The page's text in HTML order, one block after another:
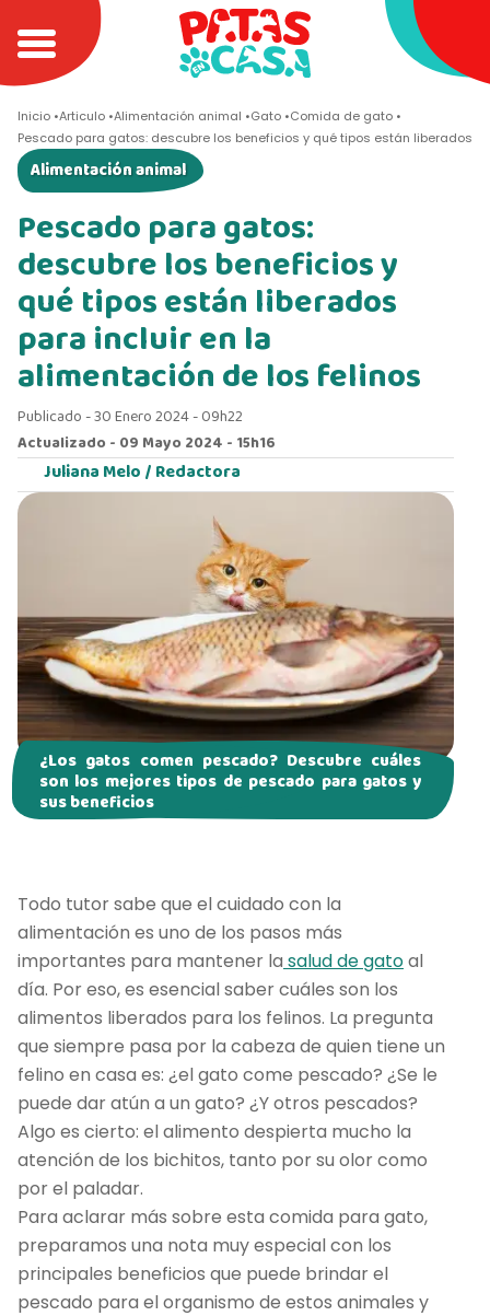
Inicio Articulo Alimentación animal Gato Comida de gato
Pescado para gatos: descubre los beneficios y qué tipos están liberados
Alimentación animal
Pescado para gatos:
descubre los beneficios y
qué tipos están liberados
para incluir en la
alimentación de los felinos
Publicado - 30 Enero 2024 - 09h22
Actualizado - 09 Mayo 2024 - 15h16
Juliana Melo /Redactora
¿Los gatos comen pescado? Descubre cuáles
son los mejores tipos de pescado para gatos y
sus beneficios
Todo tutor sabe que el cuidado con la
alimentación es uno de los pasos más
importantes para mantener la salud de gatoal
día. Por eso, es esencial saber cuáles son los
alimentos liberados para los felinos. La pregunta
que siempre pasa por la cabeza de quien tiene un
felino en casa es: ¿el gato come pescado? ¿Se le
puede dar atún a un gato? ¿Y otros pescados?
Algo es cierto: el alimento despierta mucho la
atención de los bichitos, tanto por su olor como
por el paladar.
Para aclarar más sobre esta comida para gato,
preparamos una nota muy especial con los
principales beneficios que puede brindar el
pescado para el organismo de estos animales y